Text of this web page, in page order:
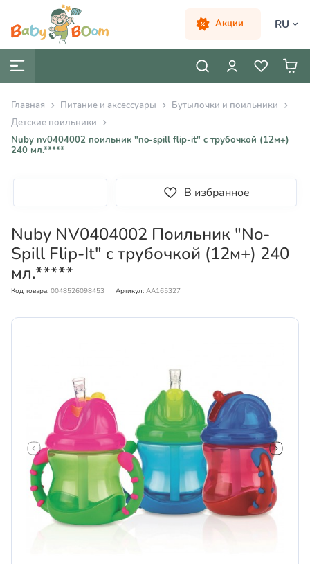
Акции RU
Главная Питание и аксессуары
Бутылочки и поильники
Детские поильники
Nuby nv0404002 поильник "no-spill flip-it" c трубочкой (12м+)
240 мл.*****
В избранное
Nuby NV0404002 Поильник "No-
Spill Flip-It" c трубочкой (12м+) 240
мл.*****
Код товара: 0048526098453 Артикул: AA165327